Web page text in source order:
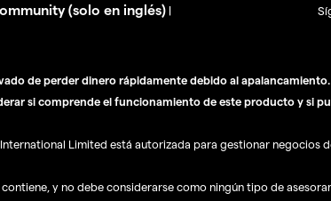
(solo en inglés) |
de perder dinero rápidamente debido al
si comprende el funcionamiento de este producto y si
Limited está autorizada para gestionar
y no debe considerarse como ningún tipo de